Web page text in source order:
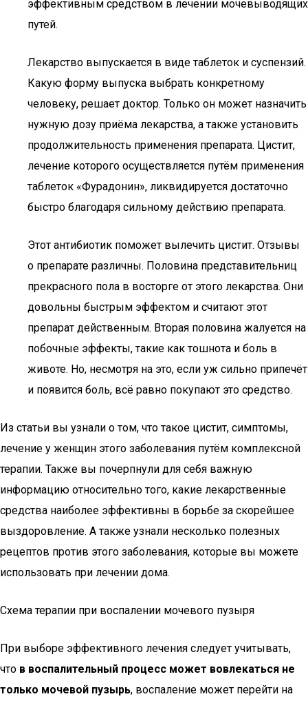
эффективным средством в лечении мочевыводящих
путей.
Лекарство выпускается в виде таблеток и суспензий.
Какую форму выпуска выбрать конкретному
человеку, решает доктор. Только он может назначить
нужную дозу приёма лекарства, а также установить
продолжительность применения препарата. Цистит,
лечение которого осуществляется путём применения
таблеток «Фурадонин», ликвидируется достаточно
быстро благодаря сильному действию препарата.
Этот антибиотик поможет вылечить цистит. Отзывы
о препарате различны. Половина представительниц
прекрасного пола в восторге от этого лекарства. Они
довольны быстрым эффектом и считают этот
препарат действенным. Вторая половина жалуется на
побочные эффекты, такие как тошнота и боль в
животе. Но, несмотря на это, если уж сильно припечёт
и появится боль, всё равно покупают это средство.
Из статьи вы узнали о том, что такое цистит, симптомы,
лечение у женщин этого заболевания путём комплексной
терапии. Также вы почерпнули для себя важную
информацию относительно того, какие лекарственные
средства наиболее эффективны в борьбе за скорейшее
выздоровление. А также узнали несколько полезных
рецептов против этого заболевания, которые вы можете
использовать при лечении дома.
Схема терапии при воспалении мочевого пузыря
При выборе эффективного лечения следует учитывать,
что в воспалительный процесс может вовлекаться не
только мочевой пузырь, воспаление может перейти на